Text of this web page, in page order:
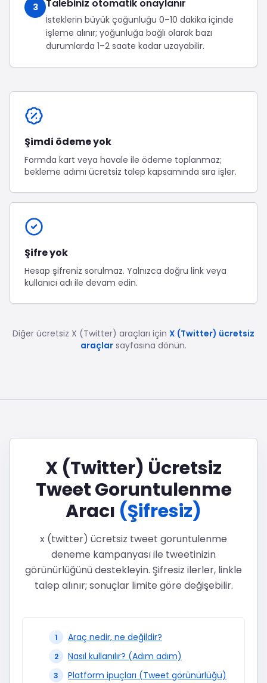
3 Talebiniz otomatik onaylanır
İsteklerin büyük çoğunluğu 0–10 dakika içinde
işleme alınır; yoğunluğa bağlı olarak bazı
durumlarda 1–2 saate kadar uzayabilir.
Şimdi ödeme yok
Formda kart veya havale ile ödeme toplanmaz;
bekleme adımı ücretsiz talep kapsamında sıra işler.
Şifre yok
Hesap şifreniz sorulmaz. Yalnızca doğru link veya
kullanıcı adı ile devam edin.
Diğer ücretsiz X (Twitter) araçları için X (Twitter) ücretsiz
araçlar sayfasına dönün.
X (Twitter) Ücretsiz
Tweet Goruntulenme
Aracı (Şifresiz)
x (twitter) ücretsiz tweet goruntulenme
deneme kampanyası ile tweetinizin
görünürlüğünü destekleyin. Şifresiz ilerler, linkle
talep alınır; sonuçlar limite göre değişebilir.
Araç nedir, ne değildir?
Nasıl kullanılır? (Adım adım)
Platform ipuçları (Tweet görünürlüğü)